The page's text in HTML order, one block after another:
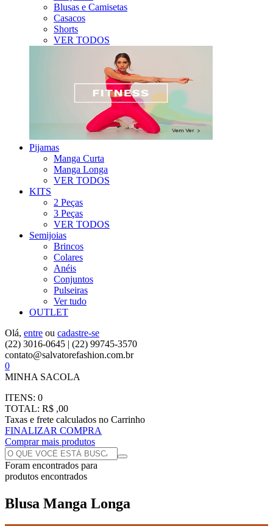
Blusas e Camisetas
Casacos
Shorts
VER TODOS
Pijamas
Manga Curta
Manga Longa
VER TODOS
KITS
2 Peças
3 Peças
VER TODOS
Semijoias
Brincos
Colares
Anéis
Conjuntos
Pulseiras
Ver tudo
OUTLET
Olá, entre ou cadastre-se
(22) 3016-0645 | (22) 99745-3570
contato@salvatorefashion.com.br
0
MINHA SACOLA
ITENS: 0
TOTAL: R$ ,00
Taxas e frete calculados no Carrinho
FINALIZAR COMPRA
Comprar mais produtos
Foram encontrados para
produtos encontrados
Blusa Manga Longa